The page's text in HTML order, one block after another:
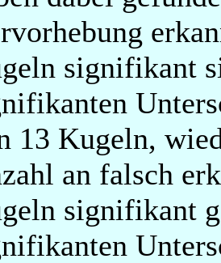
signifikant
13 Kugeln,
an falsch
signifikant